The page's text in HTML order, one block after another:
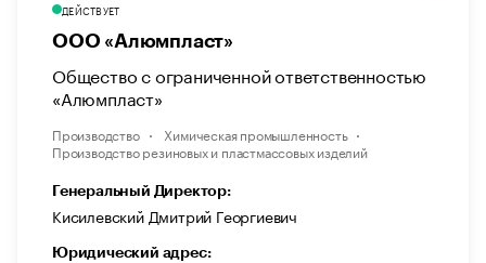
ДЕЙСТВУЕТ
ООО «Алюмпласт»
Общество с ограниченной ответственностью
«Алюмпласт»
Производство
Химическая промышленность
Производство резиновых и пластмассовых изделий
Генеральный Директор:
Кисилевский Дмитрий Георгиевич
Юридический адрес: